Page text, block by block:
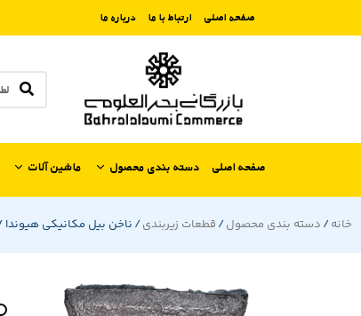
صفحه اصلی ارتباط با ما درباره ما
صفحه اصلی دسته بندی محصول ماشین آلات
خانه/ دسته بندی محصول/ قطعات زیربندی/ ناخن بیل مکانیکی هیوندا R220-7 تبری استاندارد برند DM